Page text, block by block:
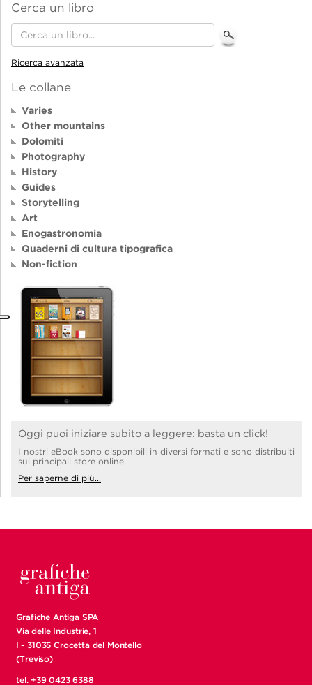
Cerca un libro
Ricerca avanzata
Le collane
Varies
Other mountains
Dolomiti
Photography
History
Guides
Storytelling
Art
Enogastronomia
Quaderni di cultura tipografica
Non-fiction
Oggi puoi iniziare subito a leggere: basta un click!
I nostri eBook sono disponibili in diversi formati e sono distribuiti
sui principali store online
Per saperne di più...
Grafiche Antiga SPA
Via delle Industrie, 1
I - 31035 Crocetta del Montello
(Treviso)
tel. +39 0423 6388